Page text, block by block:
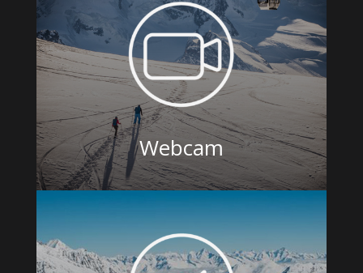
Webcam